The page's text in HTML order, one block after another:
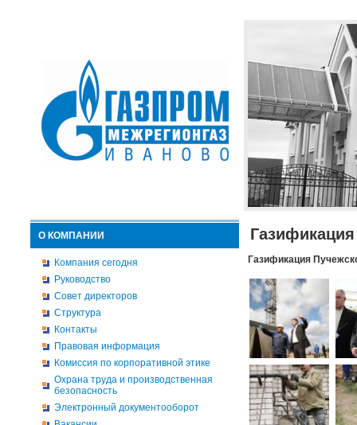
О КОМПАНИИ
Компания сегодня
Руководство
Совет директоров
Структура
Контакты
Правовая информация
Комиссия по корпоративной этике
Охрана труда и производственная
безопасность
Электронный документооборот
Газификация